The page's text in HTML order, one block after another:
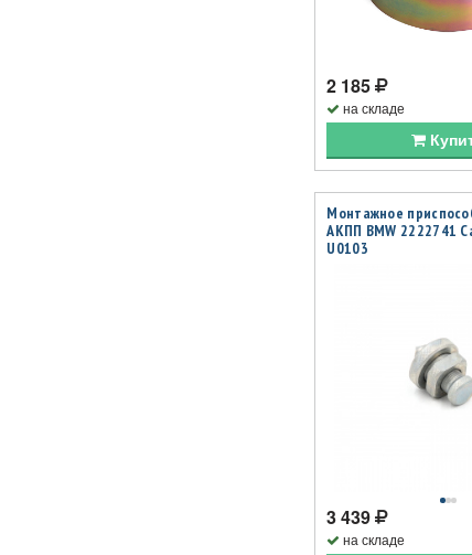
2 185
на складе
Монтажное
АКПП BMW 2222741
U0103
3 439
на складе